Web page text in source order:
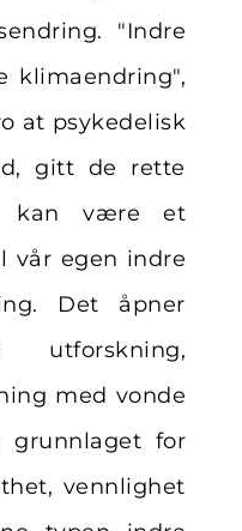
"Indre
klimaendring",
at psykedelisk
gitt de rette
kan være et
vår egen indre
Det åpner
med vonde
grunnlaget for
vennlighet